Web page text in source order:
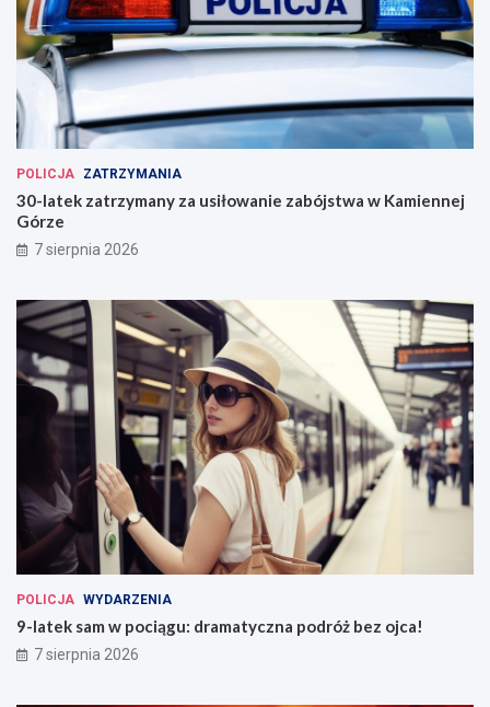
POLICJA ZATRZYMANIA
30-latek zatrzymany za usiłowanie zabójstwa w Kamiennej
Górze
7 sierpnia 2026
POLICJA WYDARZENIA
9-latek sam w pociągu: dramatyczna podróż bez ojca!
7 sierpnia 2026